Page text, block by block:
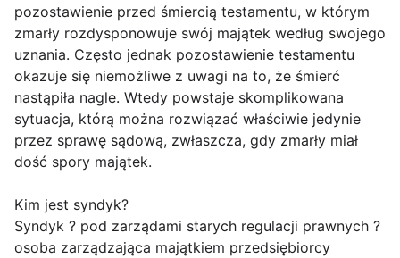
pozostawienie przed śmiercią testamentu, w którym
zmarły rozdysponowuje swój majątek według swojego
uznania. Często jednak pozostawienie testamentu
okazuje się niemożliwe z uwagi na to, że śmierć
nastąpiła nagle. Wtedy powstaje skomplikowana
sytuacja, którą można rozwiązać właściwie jedynie
przez sprawę sądową, zwłaszcza, gdy zmarły miał
dość spory majątek.
Kim jest syndyk?
Syndyk ? pod zarządami starych regulacji prawnych ?
osoba zarządzająca majątkiem przedsiębiorcy